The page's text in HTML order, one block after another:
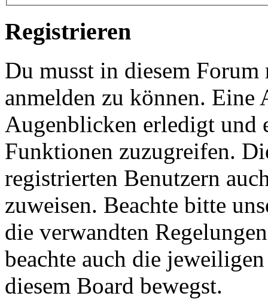
Registrieren
Du musst in diesem
anmelden zu können.
Augenblicken erledigt und
Funktionen zuzugreifen.
registrierten Benutzern
zuweisen. Beachte bitte
die verwandten
beachte auch die
diesem Board bewegst.